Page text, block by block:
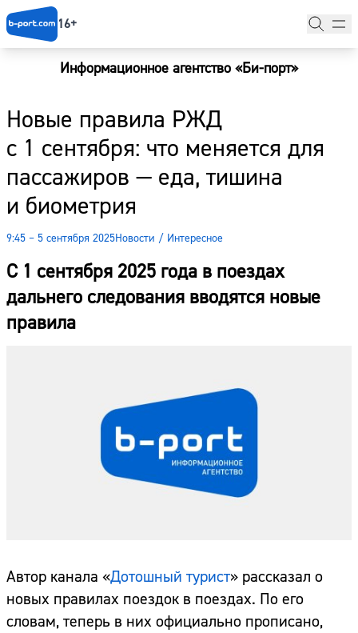
16+
Информационное агентство «Би-порт»
Новые правила РЖД
с 1 сентября: что меняется для
пассажиров — еда, тишина
и биометрия
9:45 – 5 сентября 2025Новости / Интересное
С 1 сентября 2025 года в поездах
дальнего следования вводятся новые
правила
Автор канала «Дотошный турист» рассказал о
новых правилах поездок в поездах. По его
словам, теперь в них официально прописано,
Новости
Наши гости
Фоторепортажи
Погода
Курсы валют